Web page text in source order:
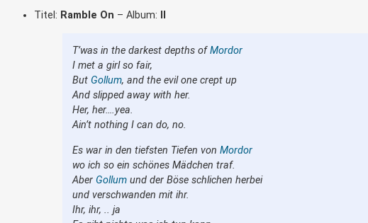
Titel: Ramble On – Album:
T’was in the darkest depths ofMordor
I met a girl so fair,
But Gollum, and the evil one crept up
And slipped away with her.
Her, her….yea.
Ain’t nothing I can do, no.
Es war in den tiefsten Tiefen vonMordor
wo ich so ein schönes Mädchen traf.
Aber Gollum und der Böse schlichen herbei
und verschwanden mit ihr.
Ihr, ihr, .. ja